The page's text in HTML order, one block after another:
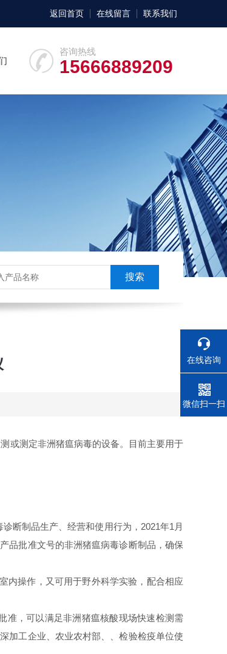
返回首页 在线留言 联系我们
咨询热线
15666889209
或测定非洲猪瘟病毒的设备。目前主要用于
断制品生产、经营和使用行为，2021年1月
品批准文号的非洲猪瘟病毒诊断制品，确保
操作，又可用于野外科学实验，配合相应
，可以满足非洲猪瘟核酸现场快速检测需
加工企业、农业农村部、、检验检疫单位使
在线咨询
电话
微信扫一扫